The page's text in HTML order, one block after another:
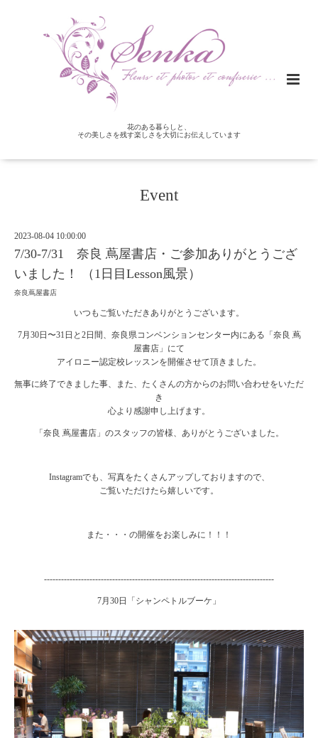
花のある暮らしと、
その美しさを残す楽しさを大切にお伝えしています
Event
2023-08-04 10:00:00
7/30-7/31 奈良 蔦屋書店・ご参加ありがとうござ
いました！ （1日目Lesson風景）
奈良蔦屋書店
いつもご覧いただきありがとうございます。
7月30日〜31日と2日間、奈良県コンベンションセンター内にある「奈良 蔦
屋書店」にて
アイロニー認定校レッスンを開催させて頂きました。
無事に終了できました事、また、たくさんの方からのお問い合わせをいただ
き
心より感謝申し上げます。
「奈良 蔦屋書店」のスタッフの皆様、ありがとうございました。
Instagramでも、写真をたくさんアップしておりますので、
ご覧いただけたら嬉しいです。
また・・・の開催をお楽しみに！！！
---------------------------------------------------------------------------------
7月30日「シャンペトルブーケ」